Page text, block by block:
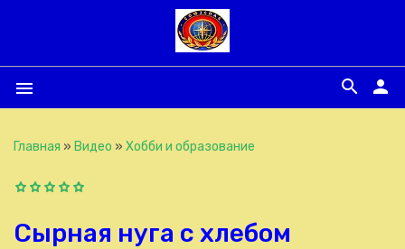
menu person
search
Главная » Видео » Хобби и образование
Сырная нуга с хлебом